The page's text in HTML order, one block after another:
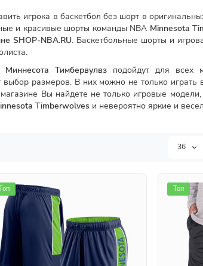
игрока в баскетбол без шорт в
и красивые шорты команды NBA Minnesota
SHOP-NBA.RU. Баскетбольные шорты и
Тимбервулвз подойдут для всех
размеров. В них можно не только играть
Вы найдете не только игровые
Timberwolves и невероятно яркие и
36
Топ